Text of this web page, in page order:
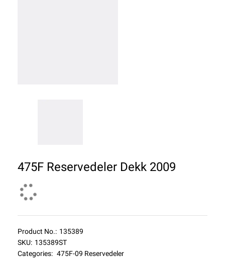
475F Reservedeler Dekk 2009
Product No.: 135389
SKU: 135389ST
Categories: 475F-09 Reservedeler